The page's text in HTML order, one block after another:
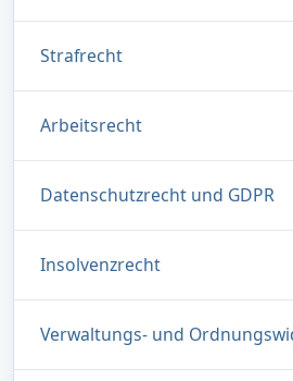
Strafrecht
Arbeitsrecht
Datenschutzrecht und GDPR
Insolvenzrecht
Verwaltungs- und